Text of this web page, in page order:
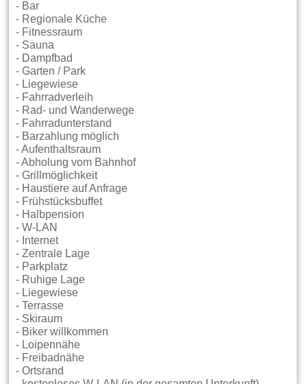
- Bar
- Regionale Küche
- Fitnessraum
- Sauna
- Dampfbad
- Garten / Park
- Liegewiese
- Fahrradverleih
- Rad- und Wanderwege
- Fahrradunterstand
- Barzahlung möglich
- Aufenthaltsraum
- Abholung vom Bahnhof
- Grillmöglichkeit
- Haustiere auf Anfrage
- Frühstücksbuffet
- Halbpension
- W-LAN
- Internet
- Zentrale Lage
- Parkplatz
- Ruhige Lage
- Liegewiese
- Terrasse
- Skiraum
- Biker willkommen
- Loipennähe
- Freibadnähe
- Ortsrand